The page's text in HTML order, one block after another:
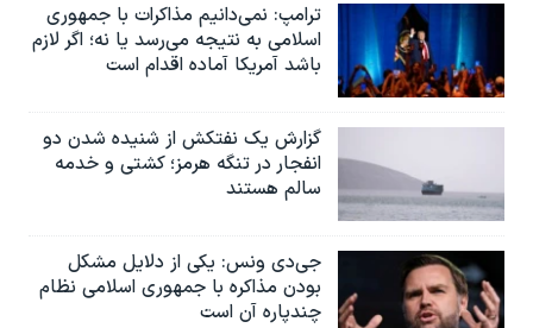
ترامپ: نمی‌دانیم مذاکرات با جمهوری
اسلامی به نتیجه می‌رسد یا نه؛ اگر لازم
باشد آمریکا آماده اقدام است
گزارش یک نفتکش از شنیده شدن دو
انفجار در تنگه هرمز؛ کشتی و خدمه
سالم هستند
جی‌دی ونس: یکی از دلایل مشکل
بودن مذاکره با جمهوری اسلامی نظام
چندپاره آن است